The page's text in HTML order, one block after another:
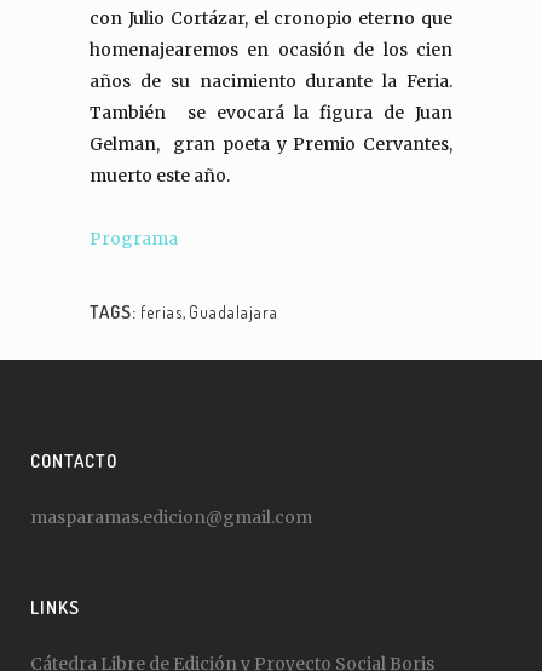
con Julio Cortázar, el cronopio eterno que
homenajearemos en ocasión de los cien
años de su nacimiento durante la Feria.
También se evocará la figura de Juan
Gelman, gran poeta y Premio Cervantes,
muerto este año.
Programa
TAGS: ferias, Guadalajara
CONTACTO
masparamas.edicion@gmail.com
LINKS
Cátedra Libre de Edición y Proyecto Social Boris